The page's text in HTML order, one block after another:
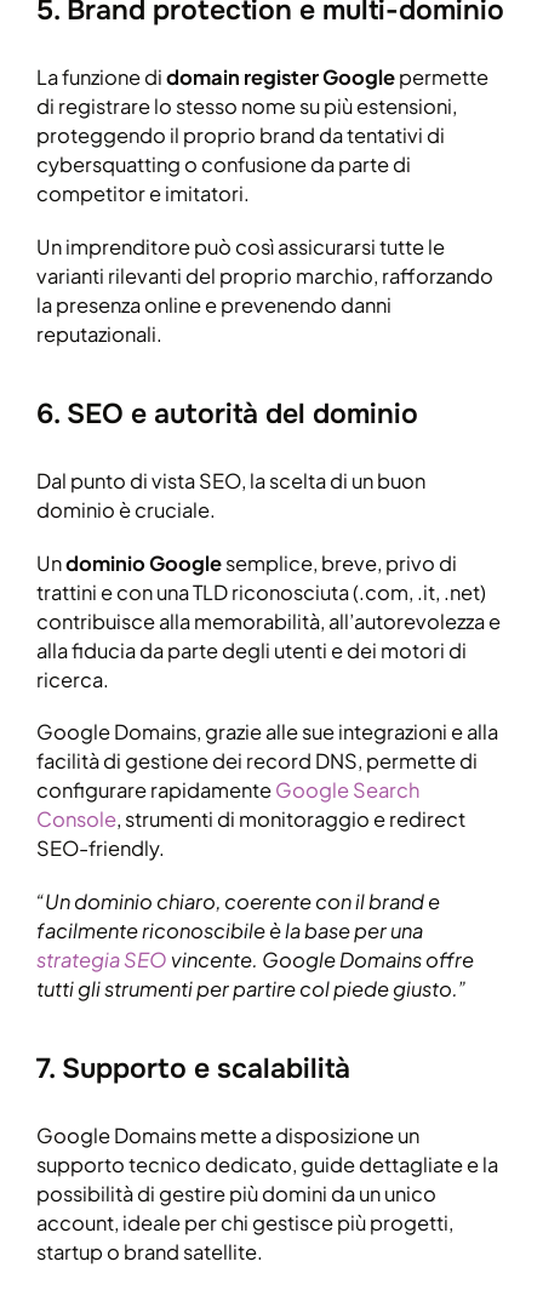
5. Brand protection e multi-dominio
La funzione didomain register Googlepermette
di registrare lo stesso nome su più estensioni,
proteggendo il proprio brand da tentativi di
cybersquatting o confusione da parte di
competitor e imitatori.
Un imprenditore può così assicurarsi tutte le
varianti rilevanti del proprio marchio, rafforzando
la presenza online e prevenendo danni
reputazionali.
6. SEO e autorità del dominio
Dal punto di vista SEO, la scelta di un buon
dominio è cruciale.
Undominio Googlesemplice, breve, privo di
trattini e con una TLD riconosciuta (.com, .it, .net)
contribuisce alla memorabilità, all’autorevolezza e
alla fiducia da parte degli utenti e dei motori di
ricerca.
Google Domains, grazie alle sue integrazioni e alla
facilità di gestione dei record DNS, permette di
configurare rapidamenteGoogle Search
Console, strumenti di monitoraggio e redirect
SEO-friendly.
“Un dominio chiaro, coerente con il brand e
facilmente riconoscibile è la base per una
strategia SEO vincente. Google Domains offre
tutti gli strumenti per partire col piede giusto.”
7. Supporto e scalabilità
Google Domains mette a disposizione un
supporto tecnico dedicato, guide dettagliate e la
possibilità di gestire più domini da un unico
account, ideale per chi gestisce più progetti,
startup o brand satellite.